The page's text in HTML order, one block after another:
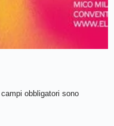
I campi obbligatori sono